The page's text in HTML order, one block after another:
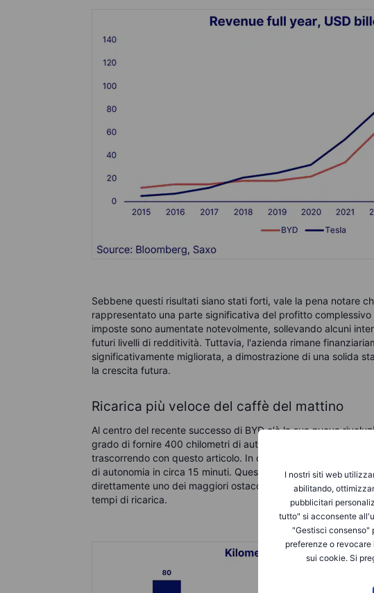
I nostri siti web
abilitando,
pubblicitari
tutto" si acconsente
"Gestisci consenso"
preferenze o
sui cookie. Si
Sebbene questi risultati siano stati forti, vale la pena notare
rappresentato una parte significativa del profitto complessivo
imposte sono aumentate notevolmente, sollevando alcuni
futuri livelli di redditività. Tuttavia, l'azienda rimane
significativamente migliorata, a dimostrazione di una solida
la crescita futura.
Ricarica più veloce del caffè del mattino
Al centro del recente successo di BYD c'è la sua nuova
grado di fornire 400 chilometri di autonomia
trascorrendo con questo articolo. In confronto, i
di autonomia in circa 15 minuti. Questo non è un
direttamente uno dei maggiori ostacoli all'adozione dei
tempi di ricarica.